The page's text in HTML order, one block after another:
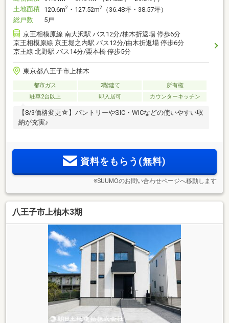
土地面積 120.6m2 ・127.52m2
（36.48坪・38.57坪）
総戸数
5戸
京王相模原線 南大沢駅 バス12分/柚木折返場 停歩6分
京王相模原線 京王堀之内駅 バス12分/由木折返場 停歩6分
京王線 北野駅 バス14分/栗本橋 停歩5分
東京都八王子市上柚木
都市ガス 2階建て
所有権
駐車2台以上
即入居可 カウンターキッチン
【8/3価格変更☆】パントリーやSIC・WICなどの使いやすい収
納が充実♪
資料をもらう(無料)
※SUUMOのお問い合わせページへ移動します
八王子市上柚木3期